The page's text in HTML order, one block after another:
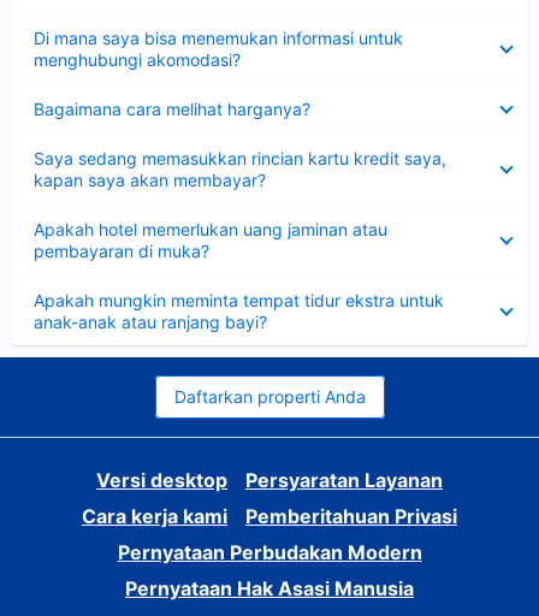
Di mana saya bisa menemukan informasi untuk
menghubungi akomodasi?
Bagaimana cara melihat harganya?
Saya sedang memasukkan rincian kartu kredit saya,
kapan saya akan membayar?
Apakah hotel memerlukan uang jaminan atau
pembayaran di muka?
Apakah mungkin meminta tempat tidur ekstra untuk
anak-anak atau ranjang bayi?
Daftarkan properti Anda
Versi desktop
Persyaratan Layanan
Cara kerja kami
Pemberitahuan Privasi
Pernyataan Perbudakan Modern
Pernyataan Hak Asasi Manusia